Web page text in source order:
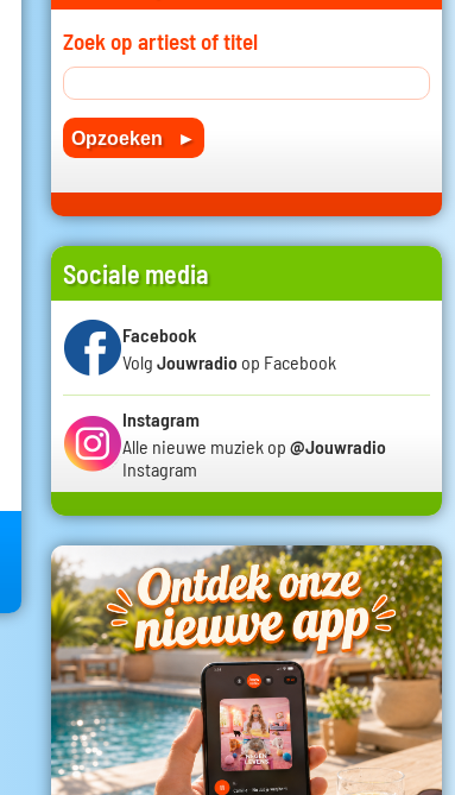
Zoek op artiest of titel
Sociale media
Facebook
Volg Jouwradio op Facebook
Instagram
Alle nieuwe muziek op @Jouwradio
Instagram